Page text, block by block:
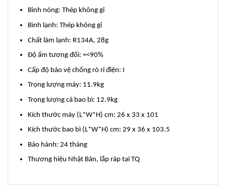
Bình nóng: Thép không gỉ
Bình lạnh: Thép không gỉ
Chất làm lạnh: R134A, 28g
Độ ẩm tương đối: =<90%
Cấp độ bảo vệ chống rò rỉ điện: I
Trọng lượng máy: 11.9kg
Trọng lượng cả bao bì: 12.9kg
Kích thước máy (L*W*H) cm: 26 x 33 x 101
Kích thước bao bì (L*W*H) cm: 29 x 36 x 103.5
Bảo hành: 24 tháng
Thương hiệu Nhật Bản, lắp ráp tại TQ